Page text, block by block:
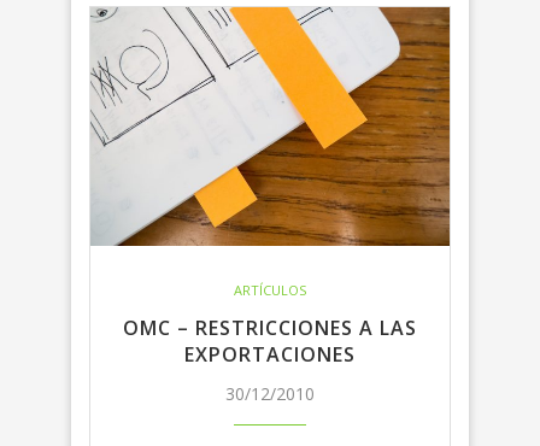
ARTÍCULOS
OMC – RESTRICCIONES A LAS
EXPORTACIONES
30/12/2010